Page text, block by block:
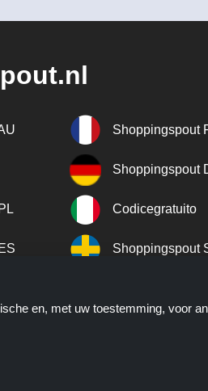
Shoppingspout
Shoppingspout
Codicegratuito
Shoppingspout
en, met uw toestemming, voor